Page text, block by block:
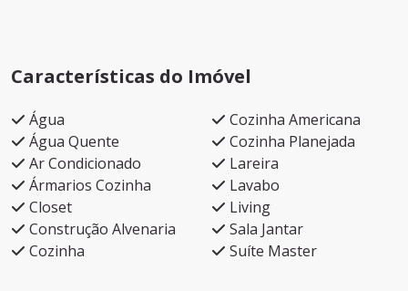
Características do Imóvel
Água
Água Quente
Ar Condicionado
Ármarios Cozinha
Closet
Construção Alvenaria
Cozinha
Cozinha Americana
Cozinha Planejada
Lareira
Lavabo
Living
Sala Jantar
Suíte Master